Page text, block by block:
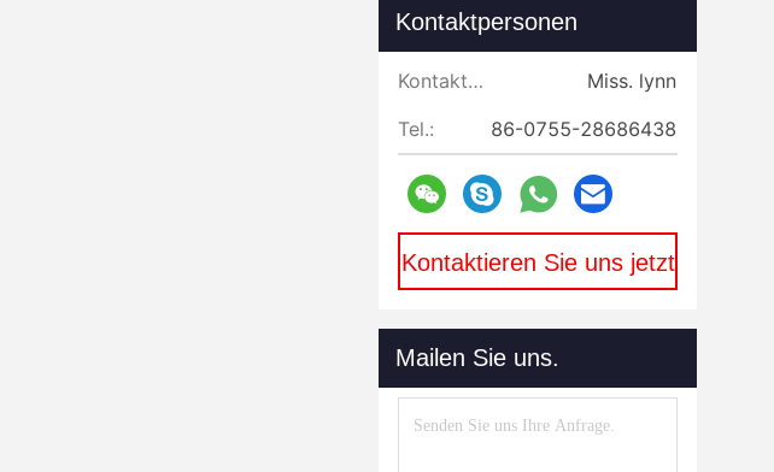
Kontaktpersonen
Kontaktpersonen:
Miss. lynn
Tel.:
86-0755-28686438
Kontaktieren Sie uns jetzt
Mailen Sie uns.